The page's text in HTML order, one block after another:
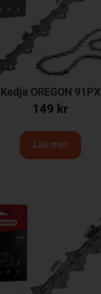
Kedja OREGON 91PX
149 kr
Läs mer